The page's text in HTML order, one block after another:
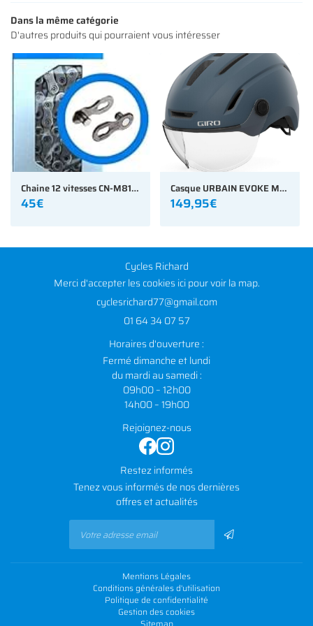
MODÈLES
ACCESSOIRES
AVIS
ACTUALITÉS
CONTACT
Rejoignez-
Restez
INSCRIPTION
Dans la même catégorie
D'autres produits qui pourraient vous intéresser
Chaine 12 vitesses CN-M8100 XT E-BIKE RATED 126 maillons
45€
Casque URBAIN EVOKE MIPS GIRO
149,95€
Cycles Richard
Merci d'accepter les cookiesicipour voir la map.
01 64 34 07 57
Horaires d'ouverture :
Fermé dimanche et lundi
du mardi au samedi :
09h00 – 12h00
14h00 – 19h00
Rejoignez-nous
Restez informés
Tenez vous informés de nos dernières
offres et actualités
Mentions Légales
Conditions générales d'utilisation
Politique de confidentialité
Gestion des cookies